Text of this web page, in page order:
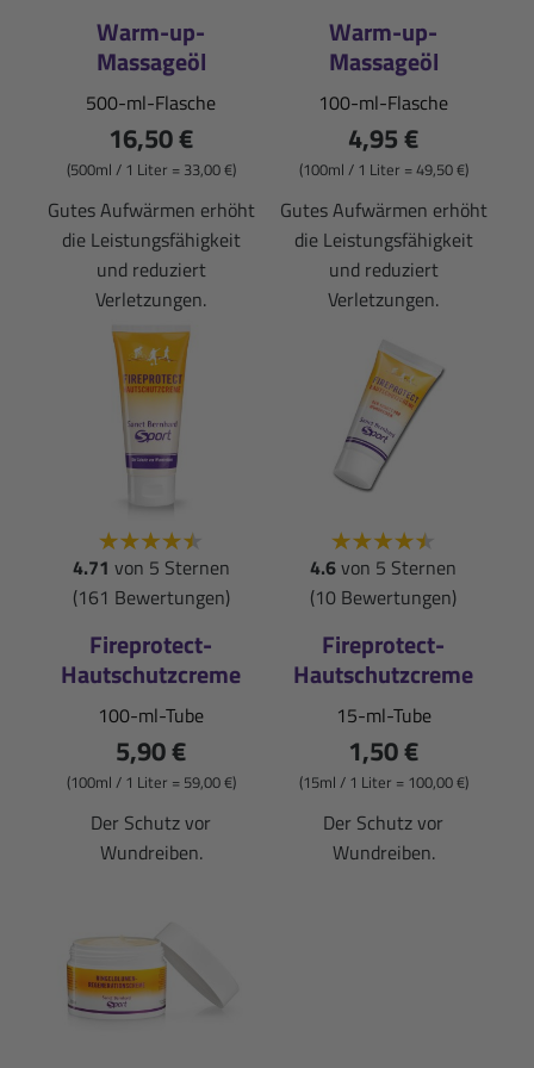
Warm-up-
Massageöl
500-ml-Flasche
16,50 €
(500ml / 1 Liter = 33,00 €)
Gutes Aufwärmen erhöht
die Leistungsfähigkeit
und reduziert
Verletzungen.
Warm-up-
Massageöl
100-ml-Flasche
4,95 €
(100ml / 1 Liter = 49,50 €)
Gutes Aufwärmen erhöht
die Leistungsfähigkeit
und reduziert
Verletzungen.
4.71 von 5 Sternen
(161 Bewertungen)
Fireprotect-
Hautschutzcreme
100-ml-Tube
5,90 €
(100ml / 1 Liter = 59,00 €)
Der Schutz vor
Wundreiben.
4.6von 5 Sternen
(10 Bewertungen)
Fireprotect-
Hautschutzcreme
15-ml-Tube
1,50 €
(15ml / 1 Liter = 100,00 €)
Der Schutz vor
Wundreiben.